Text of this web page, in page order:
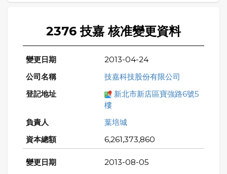
2376 技嘉 核准變更資料
2013-04-24
技嘉科技股份有限公司
新北市新店區寶強路6號5
樓
葉培城
6,261,373,860
2013-08-05